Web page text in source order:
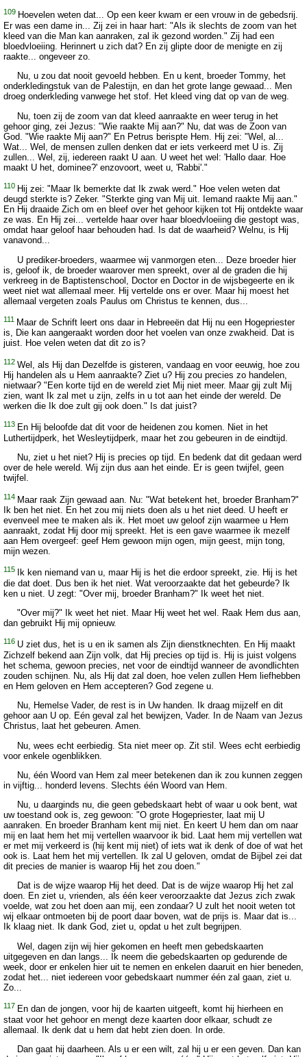
109 Hoevelen weten dat... Op een keer kwam er een vrouw in de gebedsrij.
Er was een dame in... Zij zei in haar hart: "Als ik slechts de zoom van het
kleed van die Man kan aanraken, zal ik gezond worden." Zij had een
bloedvloeiing. Herinnert u zich dat? En zij glipte door de menigte en zij
raakte... ongeveer zo.
Nu, u zou dat nooit gevoeld hebben. En u kent, broeder Tommy, het
onderkledingstuk van de Palestijn, en dan het grote lange gewaad... Men
droeg onderkleding vanwege het stof. Het kleed ving dat op van de weg.
Nu, toen zij de zoom van dat kleed aanraakte en weer terug in het
gehoor ging, zei Jezus: "Wie raakte Mij aan?" Nu, dat was de Zoon van
God. "Wie raakte Mij aan?" En Petrus berispte Hem. Hij zei: "Wel, al...
Wat... Wel, de mensen zullen denken dat er iets verkeerd met U is. Zij
zullen... Wel, zij, iedereen raakt U aan. U weet het wel: 'Hallo daar. Hoe
maakt U het, dominee?' enzovoort, weet u, 'Rabbi'."
110 Hij zei: "Maar Ik bemerkte dat Ik zwak werd." Hoe velen weten dat
deugd sterkte is? Zeker. "Sterkte ging van Mij uit. Iemand raakte Mij aan."
En Hij draaide Zich om en bleef over het gehoor kijken tot Hij ontdekte waar
ze was. En Hij zei... vertelde haar over haar bloedvloeiing die gestopt was,
omdat haar geloof haar behouden had. Is dat de waarheid? Welnu, is Hij
vanavond...
U prediker-broeders, waarmee wij vanmorgen eten... Deze broeder hier
is, geloof ik, de broeder waarover men spreekt, over al de graden die hij
verkreeg in de Baptistenschool, Doctor en Doctor in de wijsbegeerte en ik
weet niet wat allemaal meer. Hij vertelde ons er over. Maar hij moest het
allemaal vergeten zoals Paulus om Christus te kennen, dus...
111 Maar de Schrift leert ons daar in Hebreeën dat Hij nu een Hogepriester
is, Die kan aangeraakt worden door het voelen van onze zwakheid. Dat is
juist. Hoe velen weten dat dit zo is?
112 Wel, als Hij dan Dezelfde is gisteren, vandaag en voor eeuwig, hoe zou
Hij handelen als u Hem aanraakte? Ziet u? Hij zou precies zo handelen,
nietwaar? "Een korte tijd en de wereld ziet Mij niet meer. Maar gij zult Mij
zien, want Ik zal met u zijn, zelfs in u tot aan het einde der wereld. De
werken die Ik doe zult gij ook doen." Is dat juist?
113 En Hij beloofde dat dit voor de heidenen zou komen. Niet in het
Luthertijdperk, het Wesleytijdperk, maar het zou gebeuren in de eindtijd.
Nu, ziet u het niet? Hij is precies op tijd. En bedenk dat dit gedaan werd
over de hele wereld. Wij zijn dus aan het einde. Er is geen twijfel, geen
twijfel.
114 Maar raak Zijn gewaad aan. Nu: "Wat betekent het, broeder Branham?"
Ik ben het niet. En het zou mij niets doen als u het niet deed. U heeft er
evenveel mee te maken als ik. Het moet uw geloof zijn waarmee u Hem
aanraakt, zodat Hij door mij spreekt. Het is een gave waarmee ik mezelf
aan Hem overgeef: geef Hem gewoon mijn ogen, mijn geest, mijn tong,
mijn wezen.
115
Ik ken niemand van u, maar Hij is het die erdoor spreekt, zie. Hij is het
die dat doet. Dus ben ik het niet. Wat veroorzaakte dat het gebeurde? Ik
ken u niet. U zegt: "Over mij, broeder Branham?" Ik weet het niet.
"Over mij?" Ik weet het niet. Maar Hij weet het wel. Raak Hem dus aan,
dan gebruikt Hij mij opnieuw.
116 U ziet dus, het is u en ik samen als Zijn dienstknechten. En Hij maakt
Zichzelf bekend aan Zijn volk, dat Hij precies op tijd is. Hij is juist volgens
het schema, gewoon precies, net voor de eindtijd wanneer de avondlichten
zouden schijnen. Nu, als Hij dat zal doen, hoe velen zullen Hem liefhebben
en Hem geloven en Hem accepteren? God zegene u.
Nu, Hemelse Vader, de rest is in Uw handen. Ik draag mijzelf en dit
gehoor aan U op. Eén geval zal het bewijzen, Vader. In de Naam van Jezus
Christus, laat het gebeuren. Amen.
Nu, wees echt eerbiedig. Sta niet meer op. Zit stil. Wees echt eerbiedig
voor enkele ogenblikken.
Nu, één Woord van Hem zal meer betekenen dan ik zou kunnen zeggen
in vijftig... honderd levens. Slechts één Woord van Hem.
Nu, u daarginds nu, die geen gebedskaart hebt of waar u ook bent, wat
uw toestand ook is, zeg gewoon: "O grote Hogepriester, laat mij U
aanraken. En broeder Branham kent mij niet. En keert U hem dan om naar
mij en laat hem het mij vertellen waarvoor ik bid. Laat hem mij vertellen wat
er met mij verkeerd is (hij kent mij niet) of iets wat ik denk of doe of wat het
ook is. Laat hem het mij vertellen. Ik zal U geloven, omdat de Bijbel zei dat
dit precies de manier is waarop Hij het zou doen."
Dat is de wijze waarop Hij het deed. Dat is de wijze waarop Hij het zal
doen. En ziet u, vrienden, als één keer veroorzaakte dat Jezus zich zwak
voelde, wat zou het doen aan mij, een zondaar? U zult het nooit weten tot
wij elkaar ontmoeten bij de poort daar boven, wat de prijs is. Maar dat is...
Ik klaag niet. Ik dank God, ziet u, opdat u het zult begrijpen.
Wel, dagen zijn wij hier gekomen en heeft men gebedskaarten
uitgegeven en dan langs... Ik neem die gebedskaarten op gedurende de
week, door er enkelen hier uit te nemen en enkelen daaruit en hier beneden,
zodat het... niet iedereen voor gebedskaart nummer één zal gaan, ziet u.
Zo...
117 En dan de jongen, voor hij de kaarten uitgeeft, komt hij hierheen en
staat voor het gehoor en mengt deze kaarten door elkaar, schudt ze
allemaal. Ik denk dat u hem dat hebt zien doen. In orde.
Dan gaat hij daarheen. Als u er een wilt, zal hij u er een geven. Dan kan